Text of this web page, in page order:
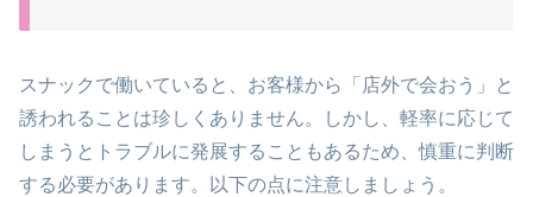
スナックで働いていると、お客様から「店外で会おう」と
誘われることは珍しくありません。しかし、軽率に応じて
しまうとトラブルに発展することもあるため、慎重に判断
する必要があります。以下の点に注意しましょう。